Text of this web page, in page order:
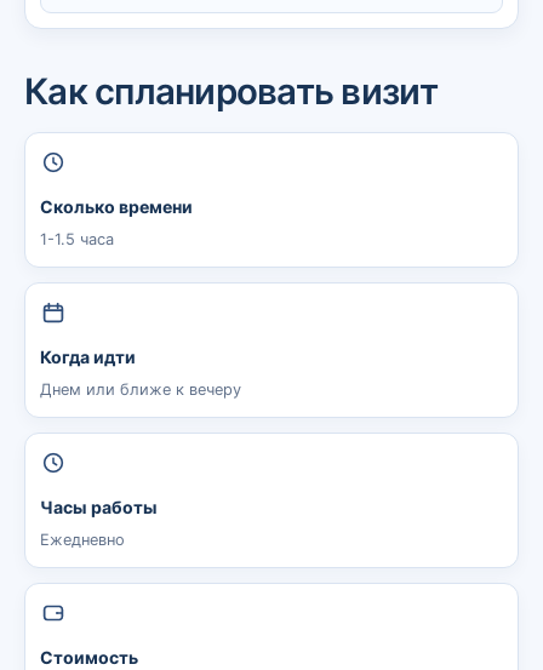
Как спланировать визит
Сколько времени
1-1.5 часа
Когда идти
Днем или ближе к вечеру
Часы работы
Ежедневно
Стоимость